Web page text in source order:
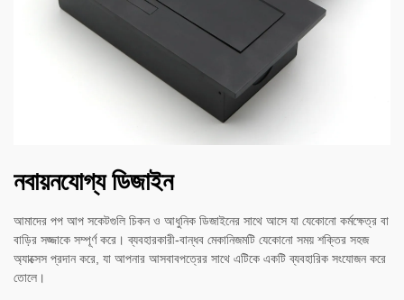
নবায়নযোগ্য ডিজাইন
আমাদের পপ আপ সকেটগুলি চিকন ও আধুনিক ডিজাইনের সাথে আসে যা যেকোনো কর্মক্ষেত্র বা
বাড়ির সজ্জাকে সম্পূর্ণ করে। ব্যবহারকারী-বান্ধব মেকানিজমটি যেকোনো সময় শক্তির সহজ
অ্যাক্সেস প্রদান করে, যা আপনার আসবাবপত্রের সাথে এটিকে একটি ব্যবহারিক সংযোজন করে
তোলে।